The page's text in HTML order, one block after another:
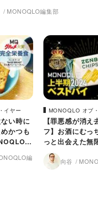
MONOQLO編集部
イヤー
ない時に
かつも
】
編
MONOQLO オブ
【罪悪感が消え
フ】お酒にむっ
っと出会えた無
【
ストバイ】
向谷